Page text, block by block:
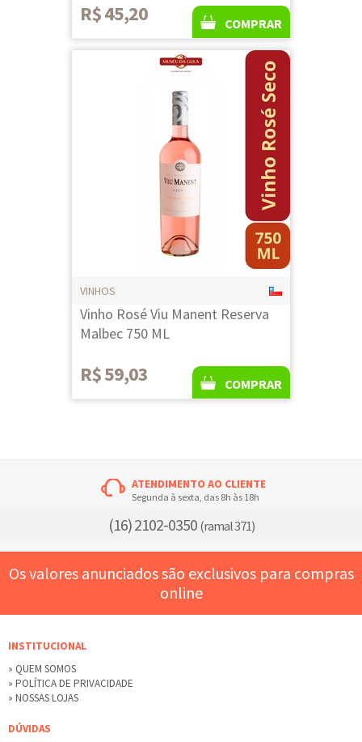
R$ 45,20 COMPRAR
VINHOS
Vinho Rosé Viu Manent Reserva
Malbec 750 ML
R$ 59,03 COMPRAR
ATENDIMENTO AO CLIENTE
Segunda à sexta, das 8h às 18h
(16) 2102-0350(ramal 371)
Os valores anunciados são exclusivos para compras
online
INSTITUCIONAL
» QUEM SOMOS
» POLÍTICA DE PRIVACIDADE
» NOSSAS LOJAS
DÚVIDAS